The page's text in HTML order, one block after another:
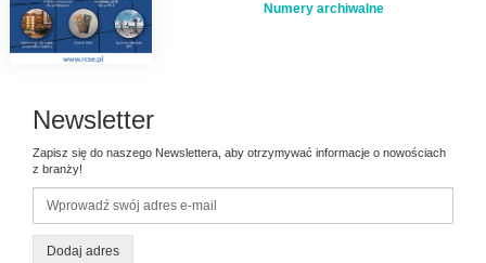
Numery archiwalne
Newsletter
Zapisz się do naszego Newslettera, aby otrzymywać informacje o nowościach
z branży!
Dodaj adres